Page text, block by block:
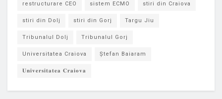
restructurare CEO sistem ECMO stiri din Craiova
stiri din Dolj stiri din Gorj Targu Jiu
Tribunalul Dolj Tribunalul Gorj
Universitatea Craiova Ștefan Baiaram
𝐔𝐧𝐢𝐯𝐞𝐫𝐬𝐢𝐭𝐚𝐭𝐞𝐚 𝐂𝐫𝐚𝐢𝐨𝐯𝐚